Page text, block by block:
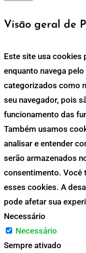
Visão geral de
Este site usa cookies
enquanto navega
categorizados como
seu navegador, pois
funcionamento das
Também usamos
analisar e entender
serão armazenados
consentimento. Você
esses cookies. A
pode afetar sua
Necessário
Necessário
Sempre ativado